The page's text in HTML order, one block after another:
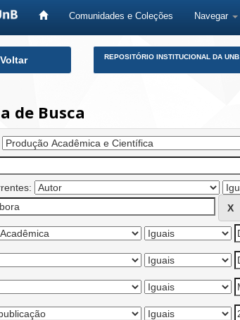
Comunidades e Coleções Navegar
Voltar REPOSITÓRIO INSTITUCIONAL DA UNB
de Busca